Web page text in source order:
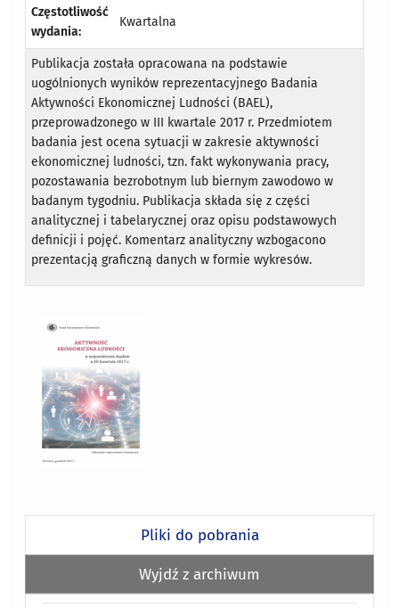
Częstotliwość
wydania:
Kwartalna
Publikacja została opracowana na podstawie
uogólnionych wyników reprezentacyjnego Badania
Aktywności Ekonomicznej Ludności (BAEL),
przeprowadzonego w III kwartale 2017 r. Przedmiotem
badania jest ocena sytuacji w zakresie aktywności
ekonomicznej ludności, tzn. fakt wykonywania pracy,
pozostawania bezrobotnym lub biernym zawodowo w
badanym tygodniu. Publikacja składa się z części
analitycznej i tabelarycznej oraz opisu podstawowych
definicji i pojęć. Komentarz analityczny wzbogacono
prezentacją graficzną danych w formie wykresów.
Pliki do pobrania
Wyjdź z archiwum